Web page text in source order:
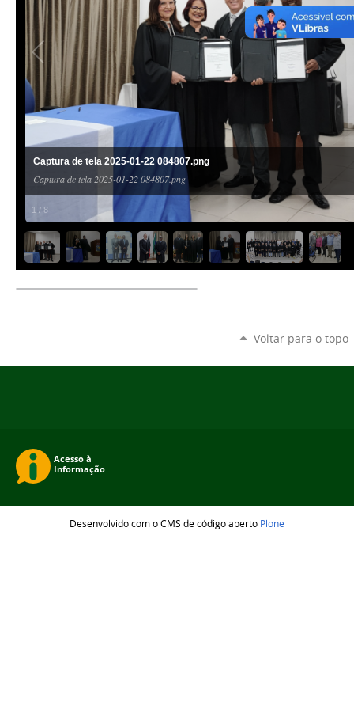
1 / 8
Captura de tela 2025-01-22 084807.png
Captura de tela 2025-01-22 084807.png
Voltar para o topo
Desenvolvido com o CMS de código aberto Plone